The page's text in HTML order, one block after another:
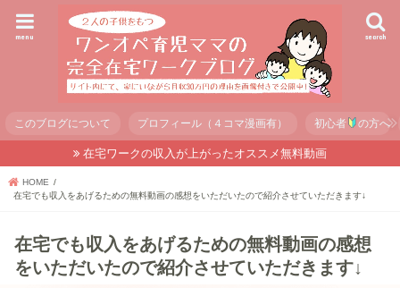
search
menu
このブログについて プロフィール（４コマ漫画有） 初心者 の方へ
在宅ワークの収入が上がったオススメ無料動画
HOME
在宅でも収入をあげるための無料動画の感想をいただいたので紹介させていただきます↓
在宅でも収入をあげるための無料動画の感想
をいただいたので紹介させていただきます↓